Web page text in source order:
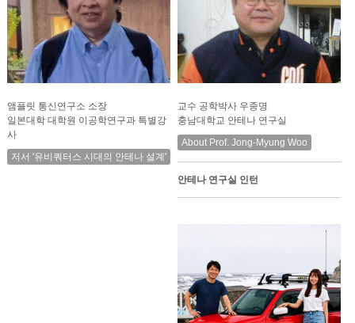
앰플릿 통신연구소 소장
일본대학 대학원 이공학연구과 특별강
사
저서 '유비쿼터스 시대의 안테나 설계'
교수 공학박사 우종명
충남대학교 안테나 연구실
About Prof. Jong-Myung Woo
안테나 연구실 인턴